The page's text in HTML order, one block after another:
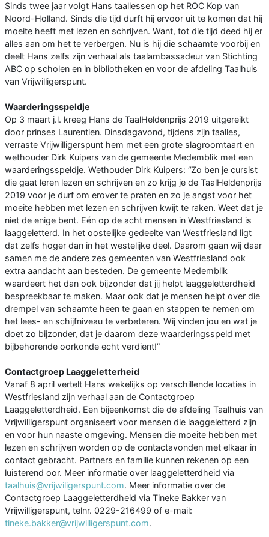
Sinds twee jaar volgt Hans taallessen op het ROC Kop van
Noord-Holland. Sinds die tijd durft hij ervoor uit te komen dat hij
moeite heeft met lezen en schrijven. Want, tot die tijd deed hij er
alles aan om het te verbergen. Nu is hij die schaamte voorbij en
deelt Hans zelfs zijn verhaal als taalambassadeur van Stichting
ABC op scholen en in bibliotheken en voor de afdeling Taalhuis
van Vrijwilligerspunt.
Waarderingsspeldje
Op 3 maart j.l. kreeg Hans de TaalHeldenprijs 2019 uitgereikt
door prinses Laurentien. Dinsdagavond, tijdens zijn taalles,
verraste Vrijwilligerspunt hem met een grote slagroomtaart en
wethouder Dirk Kuipers van de gemeente Medemblik met een
waarderingsspeldje. Wethouder Dirk Kuipers: “Zo ben je cursist
die gaat leren lezen en schrijven en zo krijg je de TaalHeldenprijs
2019 voor je durf om erover te praten en zo je angst voor het
moeite hebben met lezen en schrijven kwijt te raken. Weet dat je
niet de enige bent. Eén op de acht mensen in Westfriesland is
laaggeletterd. In het oostelijke gedeelte van Westfriesland ligt
dat zelfs hoger dan in het westelijke deel. Daarom gaan wij daar
samen me de andere zes gemeenten van Westfriesland ook
extra aandacht aan besteden. De gemeente Medemblik
waardeert het dan ook bijzonder dat jij helpt laaggeletterdheid
bespreekbaar te maken. Maar ook dat je mensen helpt over die
drempel van schaamte heen te gaan en stappen te nemen om
het lees- en schijfniveau te verbeteren. Wij vinden jou en wat je
doet zo bijzonder, dat je daarom deze waarderingsspeld met
bijbehorende oorkonde echt verdient!”
Contactgroep Laaggeletterheid
Vanaf 8 april vertelt Hans wekelijks op verschillende locaties in
Westfriesland zijn verhaal aan de Contactgroep
Laaggeletterdheid. Een bijeenkomst die de afdeling Taalhuis van
Vrijwilligerspunt organiseert voor mensen die laaggeletterd zijn
en voor hun naaste omgeving. Mensen die moeite hebben met
lezen en schrijven worden op de contactavonden met elkaar in
contact gebracht. Partners en familie kunnen rekenen op een
luisterend oor. Meer informatie over laaggeletterdheid via
taalhuis@vrijwiligerspunt.com. Meer informatie over de
Contactgroep Laaggeletterdheid via Tineke Bakker van
Vrijwilligerspunt, telnr. 0229-216499 of e-mail:
tineke.bakker@vrijwilligerspunt.com.